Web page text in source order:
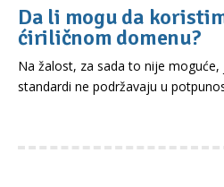
Da li mogu da
ćiriličnom domenu?
Na žalost, za sada to nije
standardi ne podržavaju u